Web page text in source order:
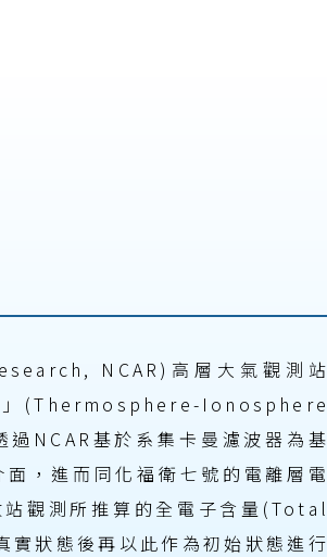
NCAR)高層大氣觀測站
(Thermosphere-Ionosphere
基於系集卡曼濾波器為基
進而同化福衛七號的電離層電
觀測所推算的全電子含量(Total
狀態後再以此作為初始狀態進行